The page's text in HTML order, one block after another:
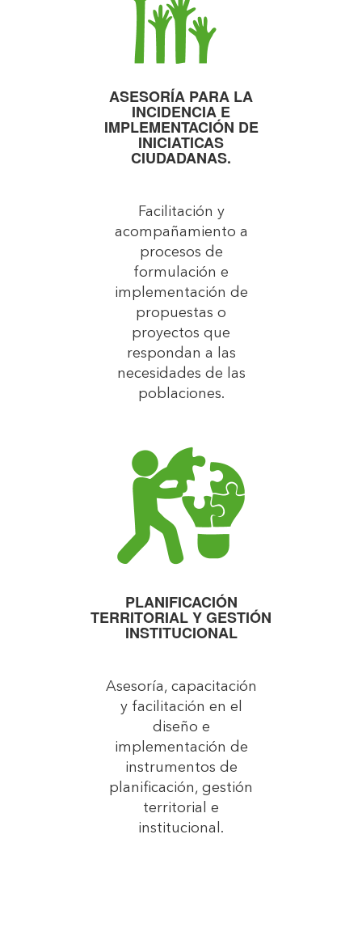
ASESORÍA PARA LA
INCIDENCIA E
IMPLEMENTACIÓN DE
INICIATICAS
CIUDADANAS.
Facilitación y
acompañamiento a
procesos de
formulación e
implementación de
propuestas o
proyectos que
respondan a las
necesidades de las
poblaciones.
PLANIFICACIÓN
TERRITORIAL Y GESTIÓN
INSTITUCIONAL
Asesoría, capacitación
y facilitación en el
diseño e
implementación de
instrumentos de
planificación, gestión
territorial e
institucional.